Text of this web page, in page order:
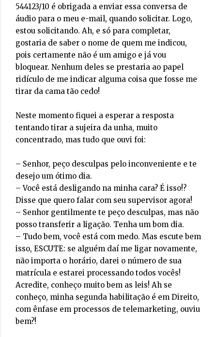
544123/10 é obrigada a enviar essa conversa de
áudio para o meu e-mail, quando solicitar. Logo,
estou solicitando. Ah, e só para completar,
gostaria de saber o nome de quem me indicou,
pois certamente não é um amigo e já vou
bloquear. Nenhum deles se prestaria ao papel
ridículo de me indicar alguma coisa que fosse me
tirar da cama tão cedo!
Neste momento fiquei a esperar a resposta
tentando tirar a sujeira da unha, muito
concentrado, mas tudo que ouvi foi:
– Senhor, peço desculpas pelo inconveniente e te
desejo um ótimo dia.
– Você está desligando na minha cara? É isso!?
Disse que quero falar com seu supervisor agora!
– Senhor gentilmente te peço desculpas, mas não
posso transferir a ligação. Tenha um bom dia.
– Tudo bem, você está com medo. Mas escute bem
isso, ESCUTE: se alguém daí me ligar novamente,
não importa o horário, darei o número de sua
matrícula e estarei processando todos vocês!
Acredite, conheço muito bem as leis! Ah se
conheço, minha segunda habilitação é em Direito,
com ênfase em processos de telemarketing, ouviu
bem?!